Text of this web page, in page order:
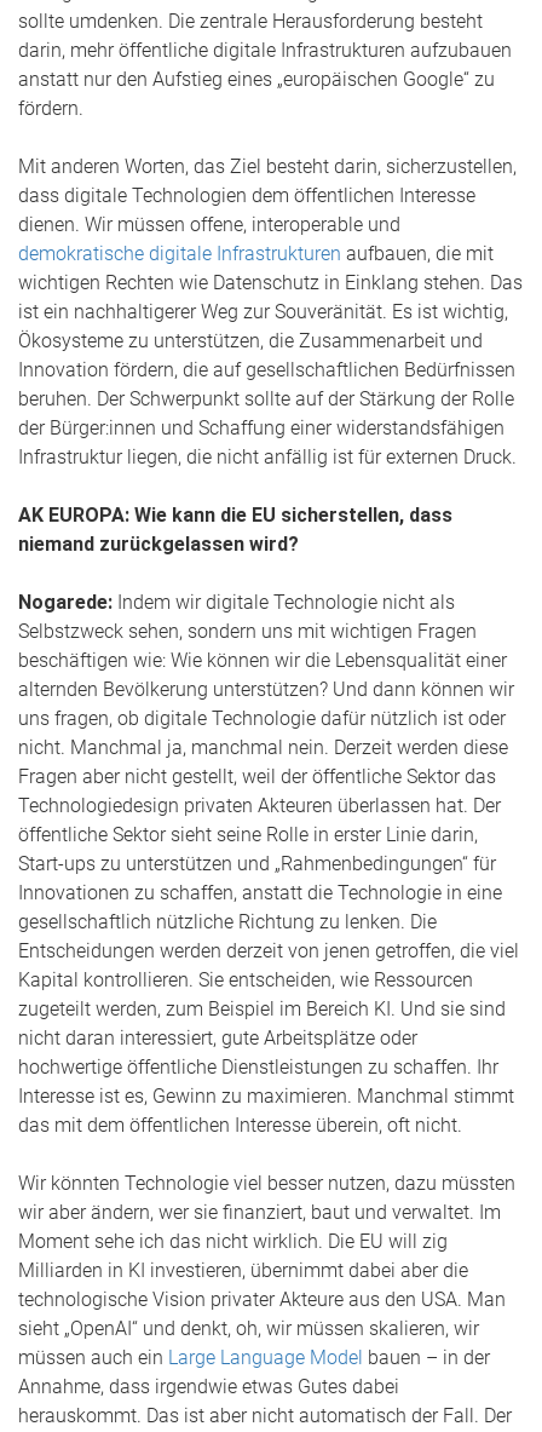
sollte umdenken. Die zentrale Herausforderung besteht
darin, mehr öffentliche digitale Infrastrukturen aufzubauen
anstatt nur den Aufstieg eines „europäischen Google“ zu
fördern.
Mit anderen Worten, das Ziel besteht darin, sicherzustellen,
dass digitale Technologien dem öffentlichen Interesse
dienen. Wir müssen offene, interoperable und
demokratische digitale Infrastrukturen aufbauen, die mit
wichtigen Rechten wie Datenschutz in Einklang stehen. Das
ist ein nachhaltigerer Weg zur Souveränität. Es ist wichtig,
Ökosysteme zu unterstützen, die Zusammenarbeit und
Innovation fördern, die auf gesellschaftlichen Bedürfnissen
beruhen. Der Schwerpunkt sollte auf der Stärkung der Rolle
der Bürger:innen und Schaffung einer widerstandsfähigen
Infrastruktur liegen, die nicht anfällig ist für externen Druck.
AK EUROPA: Wie kann die EU sicherstellen, dass
niemand zurückgelassen wird?
Nogarede: Indem wir digitale Technologie nicht als
Selbstzweck sehen, sondern uns mit wichtigen Fragen
beschäftigen wie: Wie können wir die Lebensqualität einer
alternden Bevölkerung unterstützen? Und dann können wir
uns fragen, ob digitale Technologie dafür nützlich ist oder
nicht. Manchmal ja, manchmal nein. Derzeit werden diese
Fragen aber nicht gestellt, weil der öffentliche Sektor das
Technologiedesign privaten Akteuren überlassen hat. Der
öffentliche Sektor sieht seine Rolle in erster Linie darin,
Start-ups zu unterstützen und „Rahmenbedingungen“ für
Innovationen zu schaffen, anstatt die Technologie in eine
gesellschaftlich nützliche Richtung zu lenken. Die
Entscheidungen werden derzeit von jenen getroffen, die viel
Kapital kontrollieren. Sie entscheiden, wie Ressourcen
zugeteilt werden, zum Beispiel im Bereich KI. Und sie sind
nicht daran interessiert, gute Arbeitsplätze oder
hochwertige öffentliche Dienstleistungen zu schaffen. Ihr
Interesse ist es, Gewinn zu maximieren. Manchmal stimmt
das mit dem öffentlichen Interesse überein, oft nicht.
Wir könnten Technologie viel besser nutzen, dazu müssten
wir aber ändern, wer sie finanziert, baut und verwaltet. Im
Moment sehe ich das nicht wirklich. Die EU will zig
Milliarden in KI investieren, übernimmt dabei aber die
technologische Vision privater Akteure aus den USA. Man
sieht „OpenAI“ und denkt, oh, wir müssen skalieren, wir
müssen auch ein Large Language Model bauen – in der
Annahme, dass irgendwie etwas Gutes dabei
herauskommt. Das ist aber nicht automatisch der Fall. Der